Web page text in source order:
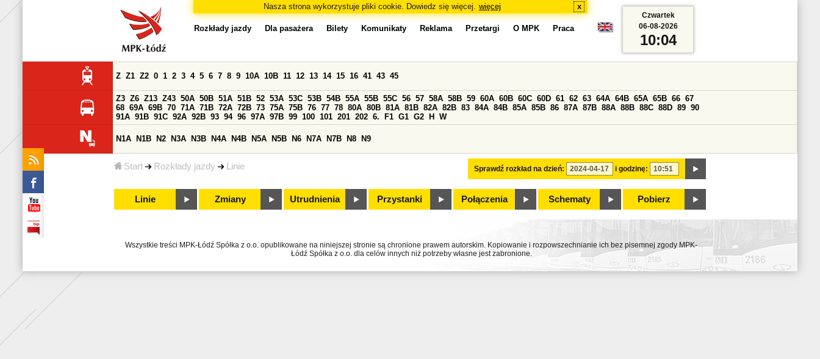
Nasza strona wykorzystuje pliki cookie. Dowiedz się więcej. więcej x
Start Rozkłady jazdy Linie
Rozkłady jazdy Dla pasażera Bilety Komunikaty Reklama Przetargi O MPK Praca
Sprawdź rozkład na dzień: i godzinę:
Z Z1 Z2 0 1 2 3 4 5 6 7 8 9 10A 10B 11 12 13 14 15 16 41 43 45
Z3 Z6 Z13 Z43 50A 50B 51A 51B 52 53A 53C 53B 54B 55A 55B 55C 56 57 58A 58B 59 60A 60B 60C 60D 61 62 63 64A 64B 65A 65B 66 67
68 69A 69B 70 71A 71B 72A 72B 73 75A 75B 76 77 78 80A 80B 81A 81B 82A 82B 83 84A 84B 85A 85B 86 87A 87B 88A 88B 88C 88D 89 90
91A 91B 91C 92A 92B 93 94 96 97A 97B 99 100 101 201 202 6. F1 G1 G2 H W
N1A N1B N2 N3A N3B N4A N4B N5A N5B N6 N7A N7B N8 N9
Linie Zmiany Utrudnienia Przystanki Połączenia Schematy Pobierz
Czwartek
06-08-2026
10:04
Wszystkie treści MPK-Łódź Spółka z o.o. opublikowane na niniejszej stronie są chronione prawem autorskim. Kopiowanie i rozpowszechnianie ich bez pisemnej zgody MPK-
Łódź Spółka z o.o. dla celów innych niż potrzeby własne jest zabronione.